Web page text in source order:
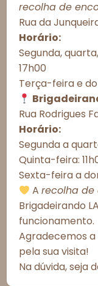
Para proporcionar as
como cookies para
processar dados
neste site. A não
afetar negativamente
Política de Cookies
Observações do
Esgotado
Informações
Prazos de
Meios de
Alergénicos
recolha de
Rua da
Horário:
Segunda,
17h00
Terça-feira e
Rua Rodrigues
Horário:
Segunda a
Quinta-feira:
Sexta-feira a
Arecolha de
Brigadeirando
funcionamento.
Agradecemos
pela sua visita!
Na dúvida, seja